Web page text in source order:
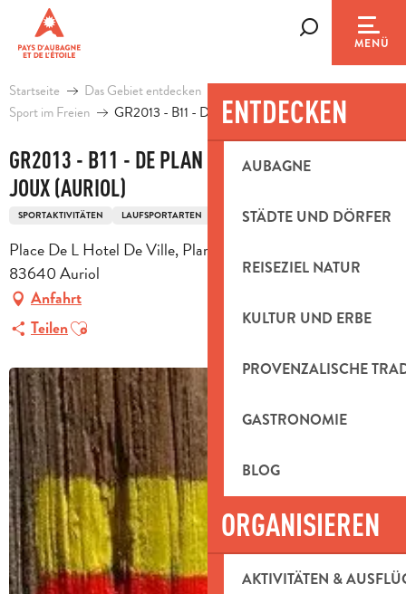
contenu
principal
MENÜ
ENTDECKEN
AUBAGNE
STÄDTE UND DÖRFER
REISEZIEL NATUR
KULTUR UND ERBE
PROVENZALISCHE
GASTRONOMIE
BLOG
ORGANISIEREN
AKTIVITÄTEN &
Startseite Das Gebiet entdecken
Sport im Freien
GR2013 - B11 - De Plan d'Aups au Pont de Joux (Auriol)
GR2013 - B11 - DE PLAN D'AUPS AU PONT DE
JOUX (AURIOL)
SPORTAKTIVITÄTEN LAUFSPORTARTEN FUSSWANDERUNGSSTRECKE
Place De L Hotel De Ville, Plan d'Aups-Sainte Baume,
83640 Auriol
Anfahrt
TeilenAjouter aux favoris